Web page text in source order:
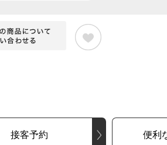
接客予約 便利